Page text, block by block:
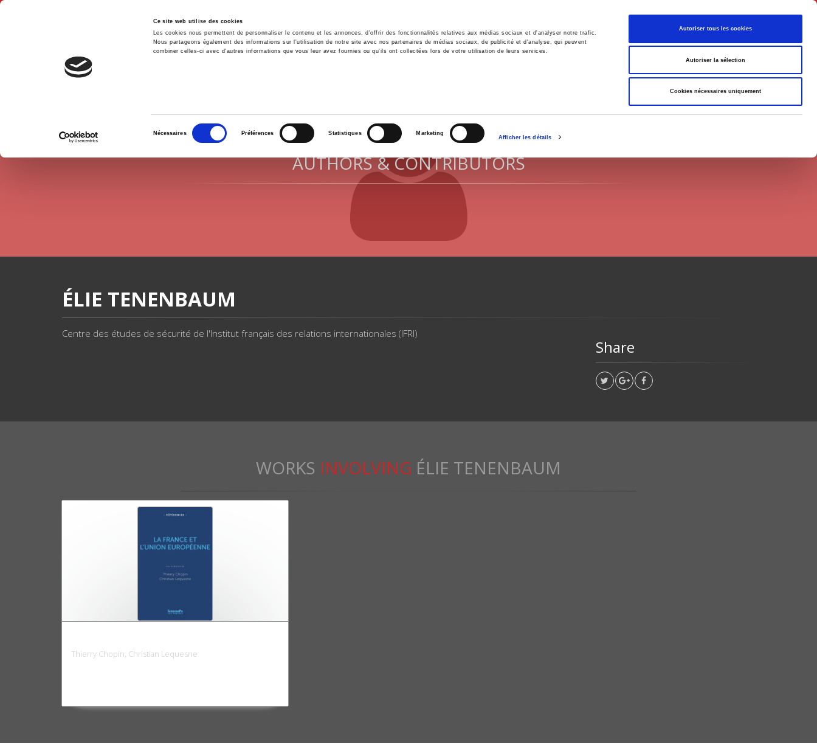
Ce site web utilise des cookies
Les cookies nous permettent de personnaliser le contenu et les annonces, d'offrir des fonctionnalités relatives aux médias sociaux et d'analyser notre trafic.
Nous partageons également des informations sur l'utilisation de notre site avec nos partenaires de médias sociaux, de publicité et d'analyse, qui peuvent
combiner celles-ci avec d'autres informations que vous leur avez fournies ou qu'ils ont collectées lors de votre utilisation de leurs services.
consentement
Nécessaires Préférences Statistiques Marketing
Afficher les détails
Autoriser tous les cookies
Autoriser la sélection
Cookies nécessaires uniquement
English
Home Environment History International Politics
AUTHORS & CONTRIBUTORS
ÉLIE TENENBAUM
Centre des études de sécurité de l'Institut français des relations internationales (IFRI)
Share
WORKS INVOLVING ÉLIE TENENBAUM
Thierry Chopin, Christian Lequesne